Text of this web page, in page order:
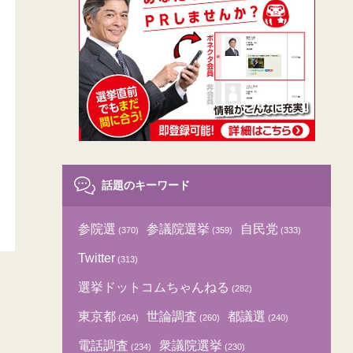
話題のキーワード
参院選 (370) 参議院選挙 (359) 自民党 (333)
Twitter (313)
選挙ドットコムちゃんねる (282)
東京都 (264) 世論調査 (260) 都議選 (240)
電話調査 (234) 衆議院選挙 (230)